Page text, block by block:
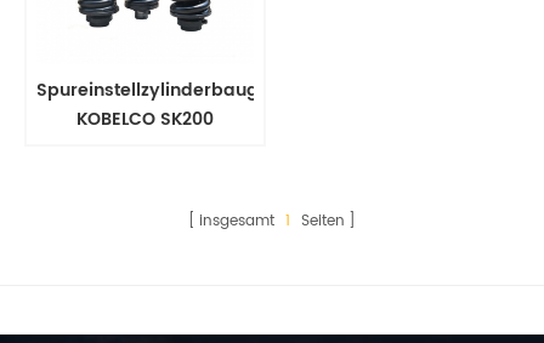
Spureinstellzylinderbaugruppe
KOBELCO SK200
insgesamt 1 Seiten